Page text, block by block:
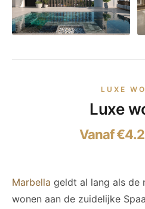
LUXE
Luxe
Vanaf
Marbella geldt al lang als de
wonen aan de zuidelijke